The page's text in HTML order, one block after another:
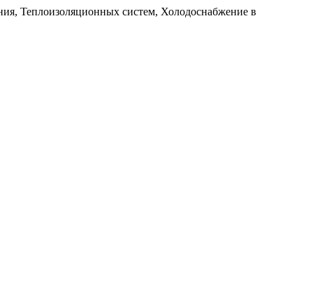
Теплоизоляционных систем, Холодоснабжение в